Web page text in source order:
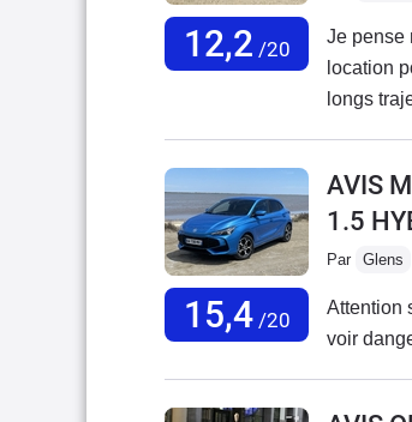
12,2 /20
Je pense
location
longs
au point
que c’est
ou en
faire le
le
15,4/20
AVIS
1.5
Par Glens
Attention
voir